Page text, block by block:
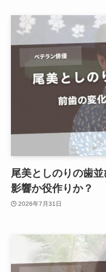
尾美としのりの歯
影響か役作りか？
2026年7月31日